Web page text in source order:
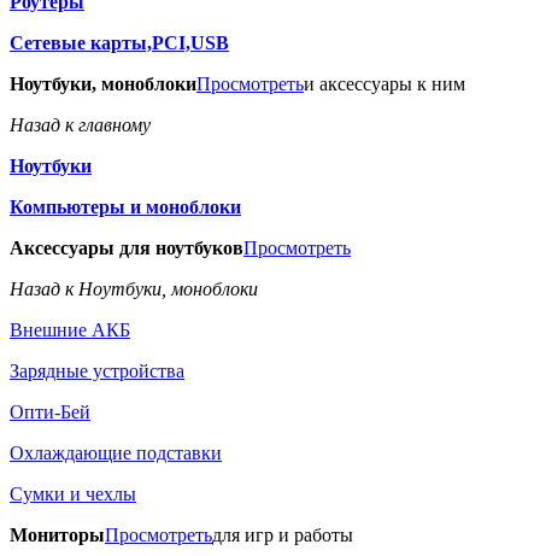
Сетевые карты,PCI,USB
Ноутбуки, моноблокиПросмотретьи аксессуары к ним
Назад к главному
Ноутбуки
Компьютеры и моноблоки
Аксессуары для ноутбуковПросмотреть
Назад к Ноутбуки, моноблоки
Внешние АКБ
Зарядные устройства
Опти-Бей
Охлаждающие подставки
Сумки и чехлы
МониторыПросмотретьдля игр и работы